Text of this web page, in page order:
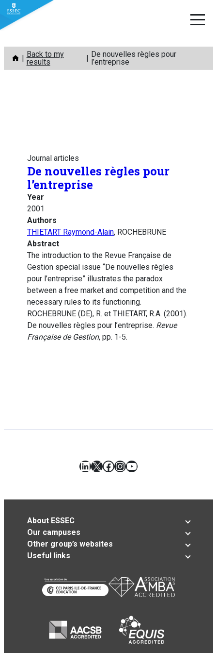
Skip
content
Back to my
results
De nouvelles règles pour
l’entreprise
Journal articles
De nouvelles règles pour
l’entreprise
Year
2001
Authors
THIETART Raymond-Alain, ROCHEBRUNE
Abstract
The introduction to the Revue Française de
Gestion special issue “De nouvelles règles
pour l’entreprise” illustrates the paradox
between a free market and competition and the
necessary rules to its functioning.
ROCHEBRUNE (DE), R. et THIETART, R.A. (2001).
De nouvelles règles pour l’entreprise. Revue
Française de Gestion, pp. 1-5.
LinkedIn
X Facebook
Instagram
YouTube
About ESSEC
Our campuses
Other group’s websites
Useful links